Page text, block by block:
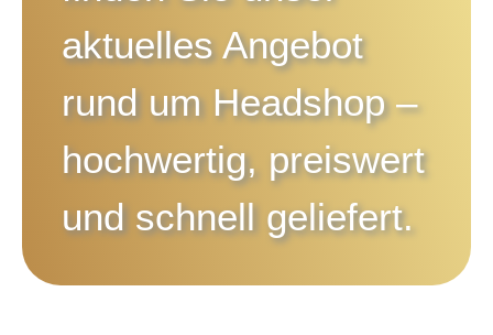
aktuelles Angebot
rund um Headshop–
hochwertig, preiswert
und schnell geliefert.